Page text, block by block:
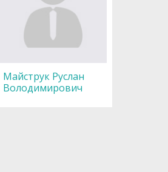
Майструк Руслан
Володимирович